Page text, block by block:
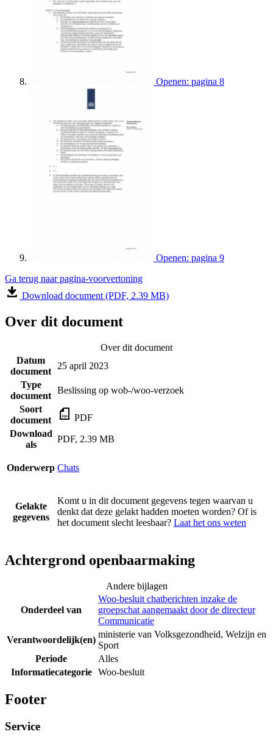
Openen: pagina 8
Openen: pagina 9
Ga terug naar pagina-voorvertoning
Download document (PDF, 2.39 MB)
Over dit document
Over dit document
Datum
document
25 april 2023
Type
document
Beslissing op wob-/woo-verzoek
Soort
document
PDF
Download
als
PDF, 2.39 MB
Onderwerp Chats
Gelakte
gegevens
Komt u in dit document gegevens tegen waarvan u
denkt dat deze gelakt hadden moeten worden? Of is
het document slecht leesbaar? Laat het ons weten
Achtergrond openbaarmaking
Andere bijlagen
Onderdeel van
Woo-besluit chatberichten inzake de
groepschat aangemaakt door de directeur
Communicatie
Verantwoordelijk(en)
ministerie van Volksgezondheid, Welzijn en
Sport
Periode
Alles
Informatiecategorie
Woo-besluit
Footer
Service